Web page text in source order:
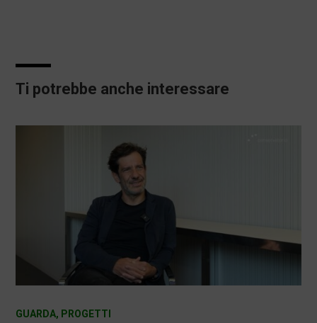
Ti potrebbe anche interessare
GUARDA, PROGETTI